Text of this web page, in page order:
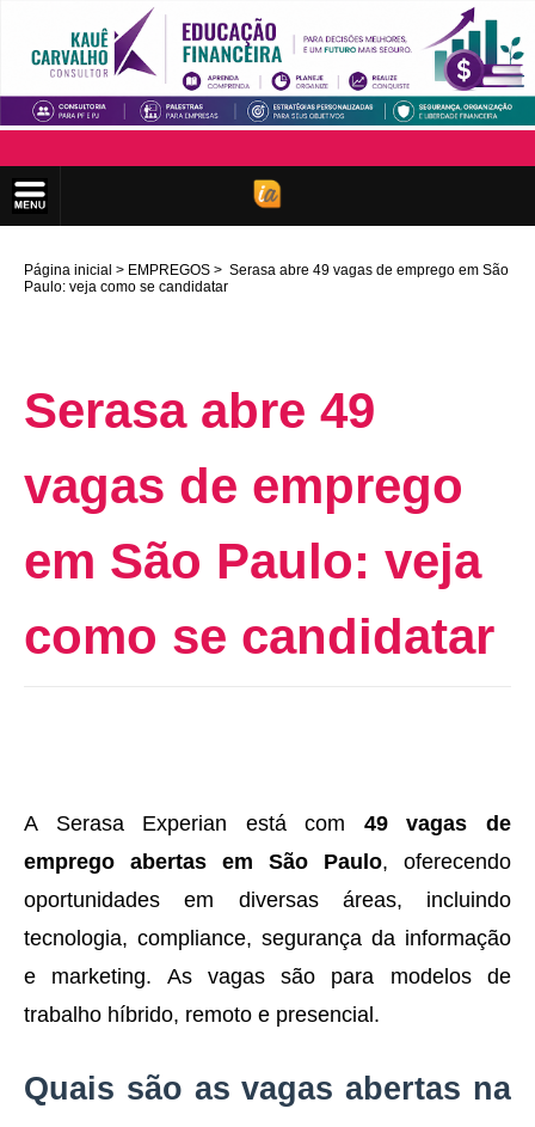
Página inicial EMPREGOS
Serasa abre 49 vagas de emprego em São
Paulo: veja como se candidatar
Serasa abre 49
vagas de emprego
em São Paulo: veja
como se candidatar
A Serasa Experian está com 49 vagas de
emprego abertas em São Paulo, oferecendo
oportunidades em diversas áreas, incluindo
tecnologia, compliance, segurança da informação
e marketing. As vagas são para modelos de
trabalho híbrido, remoto e presencial.
Quais são as vagas abertas na